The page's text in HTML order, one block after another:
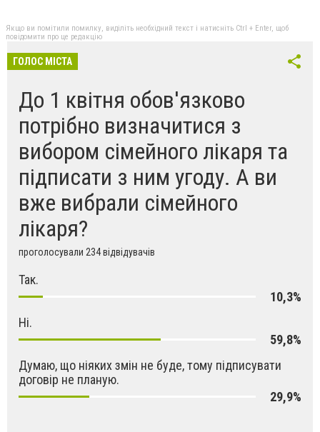
Якщо ви помітили помилку, виділіть необхідний текст і натисніть Ctrl + Enter, щоб
повідомити про це редакцію
ГОЛОС МІСТА
До 1 квітня обов'язково
потрібно визначитися з
вибором сімейного лікаря та
підписати з ним угоду. А ви
вже вибрали сімейного
лікаря?
проголосували 234 відвідувачів
Так.
10,3%
Ні.
59,8%
Думаю, що ніяких змін не буде, тому підписувати
договір не планую.
29,9%